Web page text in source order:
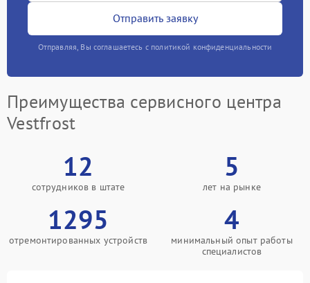
Отправить заявку
Отправляя, Вы соглашаетесь с политикой конфиденциальности
Преимущества сервисного центра
Vestfrost
12
сотрудников в штате
5
лет на рынке
1295
отремонтированных устройств
4
минимальный опыт работы
специалистов